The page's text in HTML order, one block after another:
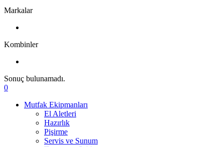
Markalar
Kombinler
Sonuç bulunamadı.
0
Mutfak Ekipmanları
El Aletleri
Hazırlık
Pişirme
Servis ve Sunum